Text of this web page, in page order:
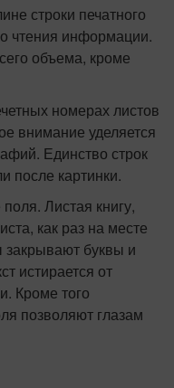
строки печатного
чтения информации.
объема, кроме
номерах листов
внимание уделяется
Единство строк
после картинки.
Листая книгу,
как раз на месте
буквы и
истирается от
Кроме того
позволяют глазам